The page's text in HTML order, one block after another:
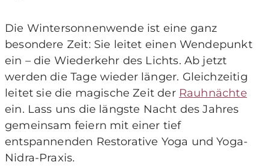
Die Wintersonnenwende ist eine ganz
besondere Zeit: Sie leitet einen Wendepunkt
ein – die Wiederkehr des Lichts. Ab jetzt
werden die Tage wieder länger. Gleichzeitig
leitet sie die magische Zeit der Rauhnächte
ein. Lass uns die längste Nacht des Jahres
gemeinsam feiern mit einer tief
entspannenden Restorative Yoga und Yoga-
Nidra-Praxis.